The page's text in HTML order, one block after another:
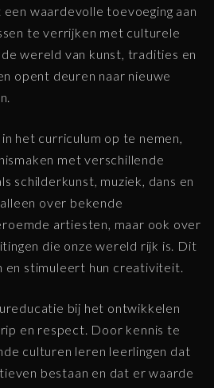
waardevolle toevoeging aan
te verrijken met culturele
wereld van kunst, tradities en
opent deuren naar nieuwe
het curriculum op te nemen,
met verschillende
schilderkunst, muziek, dans en
over bekende
artiesten, maar ook over
die onze wereld rijk is. Dit
en stimuleert hun creativiteit.
bij het ontwikkelen
en respect. Door kennis te
culturen leren leerlingen dat
bestaan en dat er waarde